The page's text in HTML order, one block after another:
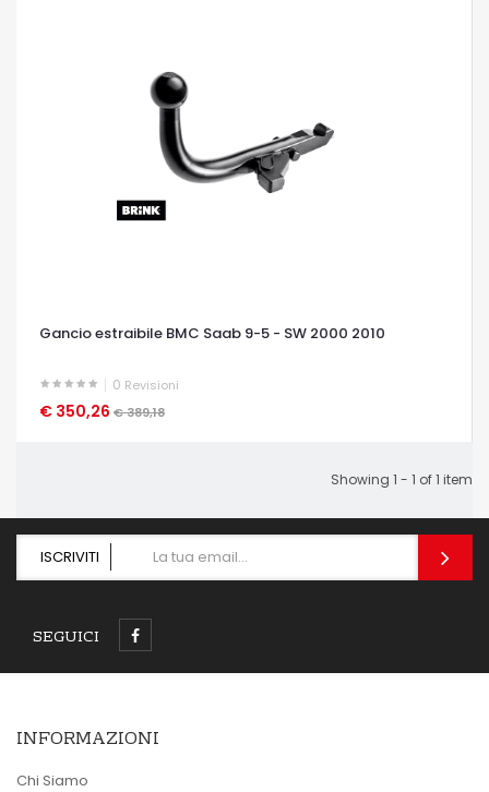
Gancio estraibile BMC Saab 9-5 - SW 2000 2010
0 Revisioni
€ 350,26 € 389,18
OCCHIATA VELOCE
Showing 1 - 1 of 1 item
ISCRIVITI
SEGUICI
INFORMAZIONI
Chi Siamo